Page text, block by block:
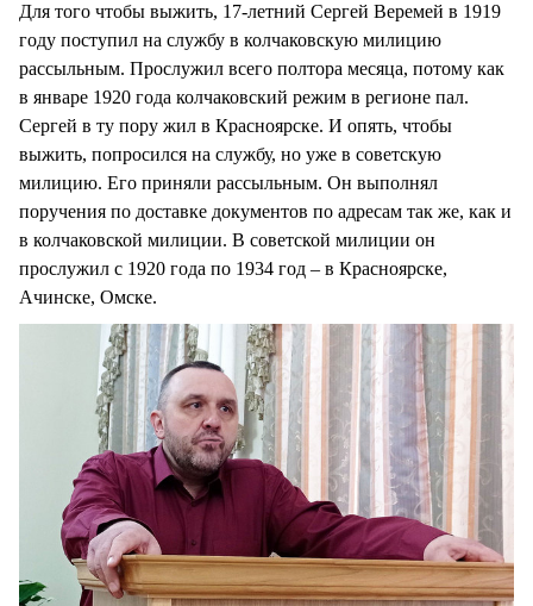
Для того чтобы выжить, 17-летний Сергей Веремей в 1919
году поступил на службу в колчаковскую милицию
рассыльным. Прослужил всего полтора месяца, потому как
в январе 1920 года колчаковский режим в регионе пал.
Сергей в ту пору жил в Красноярске. И опять, чтобы
выжить, попросился на службу, но уже в советскую
милицию. Его приняли рассыльным. Он выполнял
поручения по доставке документов по адресам так же, как и
в колчаковской милиции. В советской милиции он
прослужил с 1920 года по 1934 год – в Красноярске,
Ачинске, Омске.